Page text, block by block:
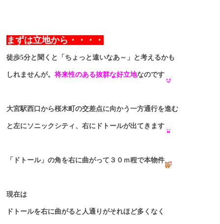
まずは立地から・・・・
徒歩5分と聞くと「ちょっと遠いなあ～」と考えるかも
しれませんが。将来性のある抜群な好立地なのです
大宮駅西口から桜木町の交差点に向かう一方通行を進む
と左にソニックシティ、右にドトールが出てきます
「ドトール」の角を右に曲がって３０ｍ程で本物件
現在は
ドトールを右に曲がると人通りがそれほど多くなく